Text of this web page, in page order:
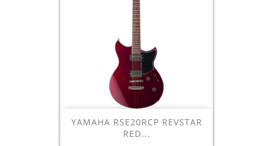
YAMAHA RSE20RCP REVSTAR
RED...